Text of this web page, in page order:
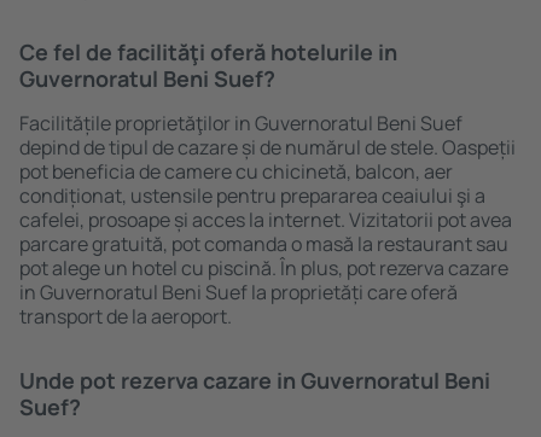
Ce fel de facilităţi oferă hotelurile in
Guvernoratul Beni Suef?
Facilitățile proprietăţilor in Guvernoratul Beni Suef
depind de tipul de cazare și de numărul de stele. Oaspeții
pot beneficia de camere cu chicinetă, balcon, aer
condiționat, ustensile pentru prepararea ceaiului şi a
cafelei, prosoape și acces la internet. Vizitatorii pot avea
parcare gratuită, pot comanda o masă la restaurant sau
pot alege un hotel cu piscină. În plus, pot rezerva cazare
in Guvernoratul Beni Suef la proprietăți care oferă
transport de la aeroport.
Unde pot rezerva cazare in Guvernoratul Beni
Suef?